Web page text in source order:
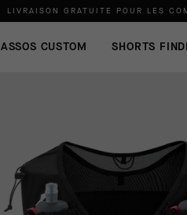
LIVRAISON GRATUITE POUR LES
ASSOS CUSTOM SHORTS